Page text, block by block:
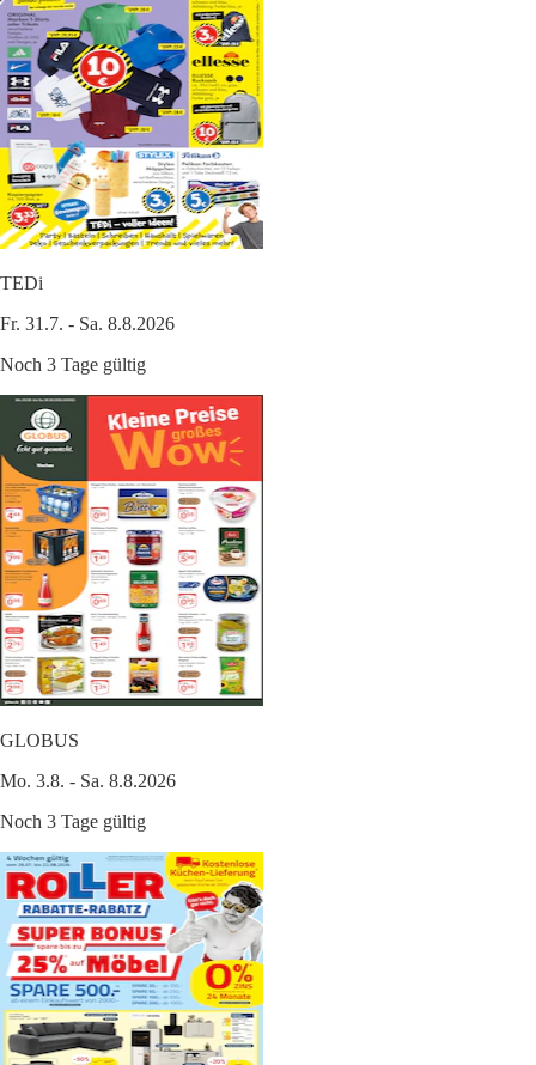
TEDi
Fr. 31.7. - Sa. 8.8.2026
Noch 3 Tage gültig
GLOBUS
Mo. 3.8. - Sa. 8.8.2026
Noch 3 Tage gültig